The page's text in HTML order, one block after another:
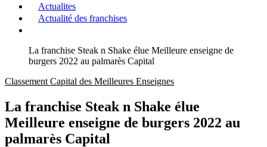
Actualites
Actualité des franchises
La franchise Steak n Shake élue Meilleure enseigne de
burgers 2022 au palmarès Capital
Classement Capital des Meilleures Enseignes
La franchise Steak n Shake élue
Meilleure enseigne de burgers 2022 au
palmarès Capital